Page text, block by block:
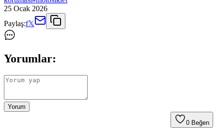
25 Ocak 2026
Paylaş:f𝕏
Yorumlar:
Yorum
0 Beğen